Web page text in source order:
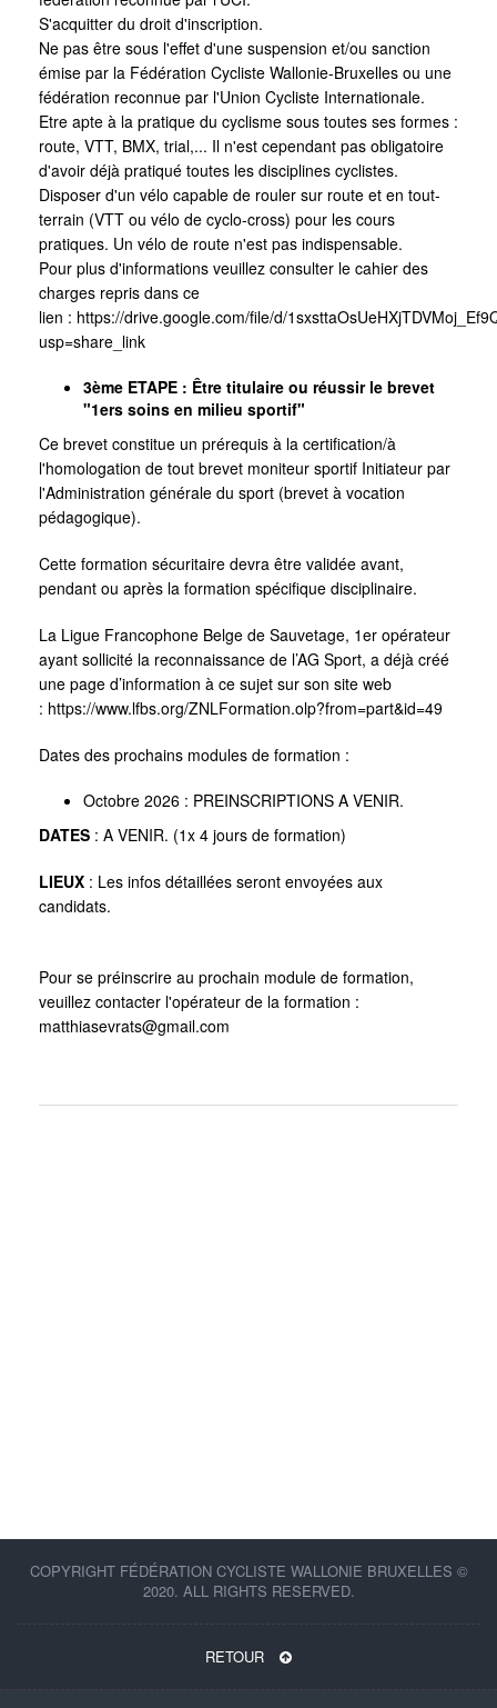
S'acquitter du droit d'inscription.
Ne pas être sous l'effet d'une suspension et/ou sanction
émise par la Fédération Cycliste Wallonie-Bruxelles ou une
fédération reconnue par l'Union Cycliste Internationale.
Etre apte à la pratique du cyclisme sous toutes ses formes :
route, VTT, BMX, trial,... Il n'est cependant pas obligatoire
d'avoir déjà pratiqué toutes les disciplines cyclistes.
Disposer d'un vélo capable de rouler sur route et en tout-
terrain (VTT ou vélo de cyclo-cross) pour les cours
pratiques. Un vélo de route n'est pas indispensable.
Pour plus d'informations veuillez consulter le cahier des
charges repris dans ce
lien : https://drive.google.com/file/d/
usp=share_link
3ème ETAPE : Être titulaire ou réussir le brevet
"1ers soins en milieu sportif"
Ce brevet constitue un prérequis à la certification/à
l'homologation de tout brevet moniteur sportif Initiateur par
l'Administration générale du sport (brevet à vocation
pédagogique).
Cette formation sécuritaire devra être validée avant,
pendant ou après la formation spécifique disciplinaire.
La Ligue Francophone Belge de Sauvetage, 1er opérateur
ayant sollicité la reconnaissance de l’AG Sport, a déjà créé
une page d’information à ce sujet sur son site web
: https://www.lfbs.org/ZNLFormation.olp?from=part&id=49
Dates des prochains modules de formation :
Octobre 2026 : PREINSCRIPTIONS A VENIR.
DATES : A VENIR. (1x 4 jours de formation)
LIEUX : Les infos détaillées seront envoyées aux
candidats.
Pour se préinscrire au prochain module de formation,
veuillez contacter l'opérateur de la formation :
matthiasevrats@gmail.com
COPYRIGHT FÉDÉRATION CYCLISTE WALLONIE BRUXELLES ©
2020. ALL RIGHTS RESERVED.
RETOUR